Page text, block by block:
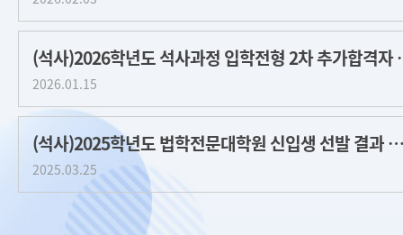
개교기념일 및 근로자의 날 행정부서 휴무 안내
2026.04.13 (석사)2026학
2026.01.15
(석사)2025학년도 법학전문대학원
2025.03.25